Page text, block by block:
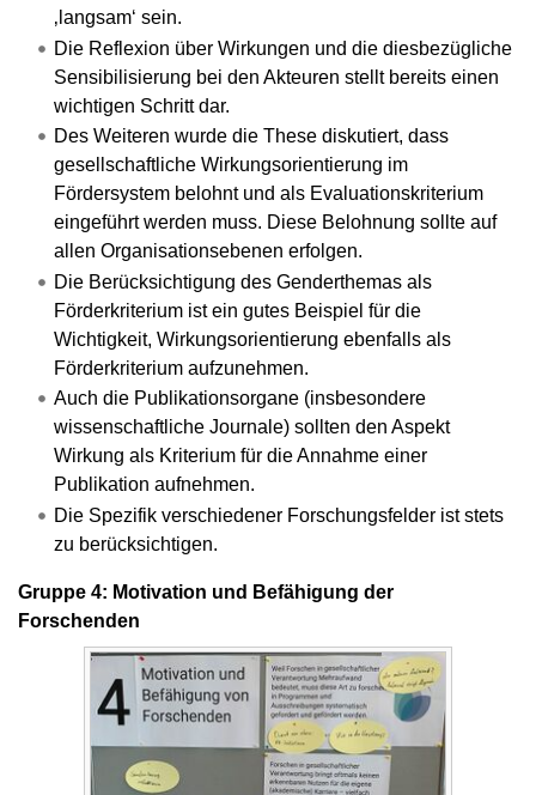
‚langsam‘ sein.
Die Reflexion über Wirkungen und die diesbezügliche
Sensibilisierung bei den Akteuren stellt bereits einen
wichtigen Schritt dar.
Des Weiteren wurde die These diskutiert, dass
gesellschaftliche Wirkungsorientierung im
Fördersystem belohnt und als Evaluationskriterium
eingeführt werden muss. Diese Belohnung sollte auf
allen Organisationsebenen erfolgen.
Die Berücksichtigung des Genderthemas als
Förderkriterium ist ein gutes Beispiel für die
Wichtigkeit, Wirkungsorientierung ebenfalls als
Förderkriterium aufzunehmen.
Auch die Publikationsorgane (insbesondere
wissenschaftliche Journale) sollten den Aspekt
Wirkung als Kriterium für die Annahme einer
Publikation aufnehmen.
Die Spezifik verschiedener Forschungsfelder ist stets
zu berücksichtigen.
Gruppe 4: Motivation und Befähigung der
Forschenden